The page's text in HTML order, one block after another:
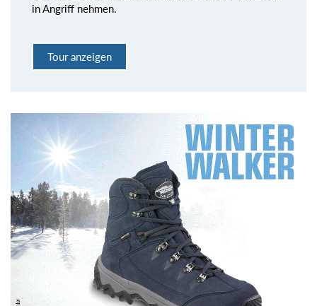
in Angriff nehmen.
Tour anzeigen